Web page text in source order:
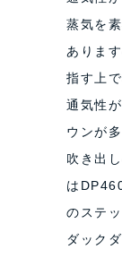
蒸気を
ありま
指す上
通気性
ウンが
吹き出
は
のステ
ダック